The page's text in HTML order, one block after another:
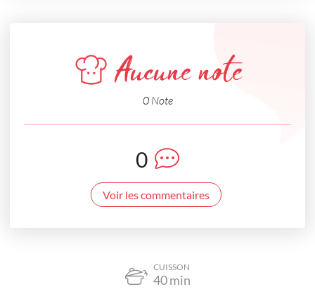
Aucune note
0 Note
0
Voir les commentaires
CUISSON
40min